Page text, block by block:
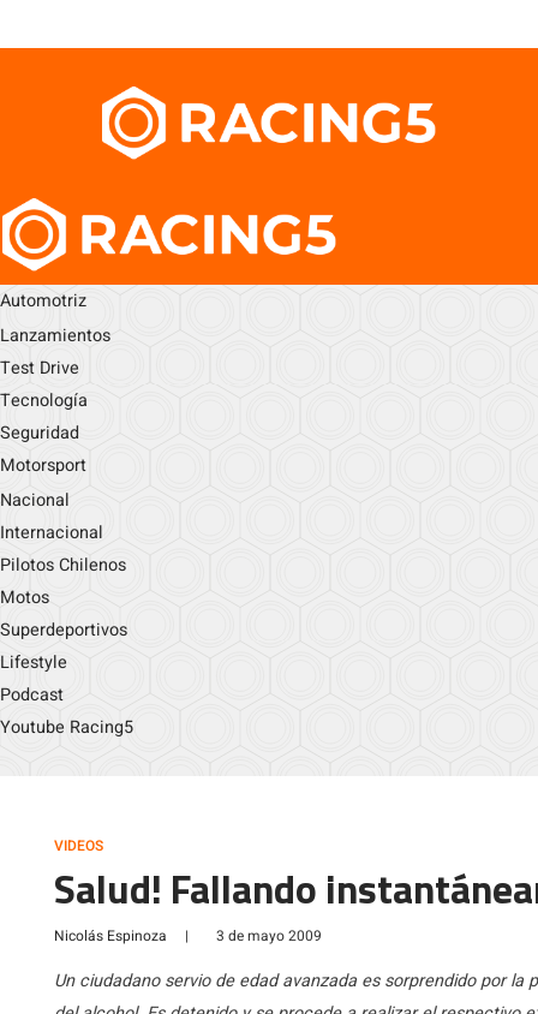
Automotriz
Lanzamientos
Test Drive
Tecnología
Seguridad
Motorsport
Nacional
Internacional
Pilotos Chilenos
Motos
Superdeportivos
Lifestyle
Podcast
Youtube Racing5
VIDEOS
Salud! Fallando
Nicolás Espinoza | 3 de mayo 2009
Un ciudadano servio de edad avanzada es sorprendido por